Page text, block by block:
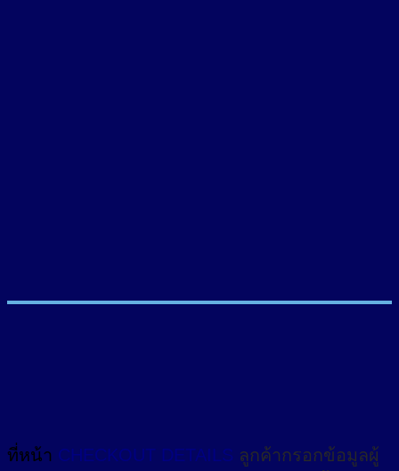
ที่หน้า CHECKOUT DETAILS ลูกค้ากรอกข้อมูลผู้